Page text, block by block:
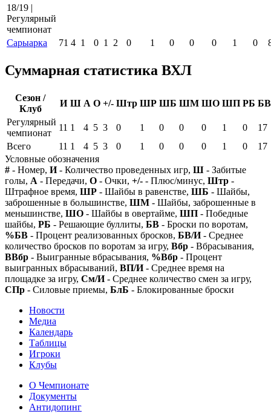
18/19 |
Регулярный
чемпионат
Сарыарка
71 4 1 0 1 2 0 1 0 0 0 1 0
Суммарная статистика ВХЛ
Сезон /
Клуб
И Ш А О +/- Штр ШР ШБ ШМ ШО ШП РБ БВ
Регулярный
чемпионат
11 1 4 5 3 0 1 0 0 0 1 0
17
Всего
11 1 4 5 3 0 1 0 0 0 1 0
17
Условные обозначения
# - Номер, И- Количество проведенных игр, Ш - Забитые
голы, А - Передачи, О - Очки, +/- - Плюс/минус, Штр -
Штрафное время, ШР - Шайбы в равенстве, ШБ - Шайбы,
заброшенные в большинстве, ШМ - Шайбы, заброшенные в
меньшинстве, ШО - Шайбы в овертайме, ШП - Победные
шайбы, РБ - Решающие буллиты, БВ - Броски по воротам,
%БВ - Процент реализованных бросков, БВ/И- Среднее
количество бросков по воротам за игру, Вбр - Вбрасывания,
ВВбр - Выигранные вбрасывания, %Вбр - Процент
выигранных вбрасываний, ВП/И- Среднее время на
площадке за игру, См/И- Среднее количество смен за игру,
СПр - Силовые приемы, БлБ - Блокированные броски
Новости
Медиа
Календарь
Таблицы
Игроки
Клубы
О Чемпионате
Документы
Антидопинг